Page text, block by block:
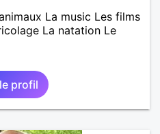
La music Les films
La natation Le
profil